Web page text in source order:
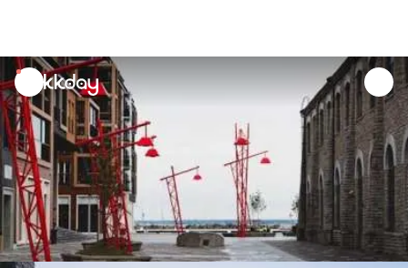
unread
notifications